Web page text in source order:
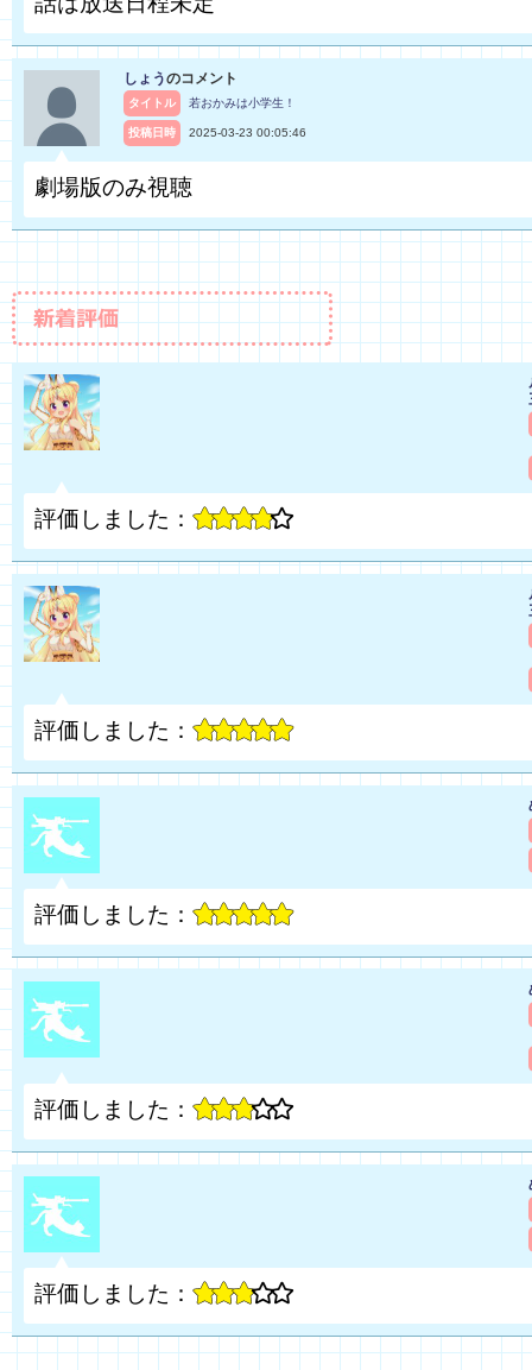
しょうのコメント
タイトル 若おかみは小学生！
投稿日時 2025-03-23 00:05:46
劇場版のみ視聴
評価しました：
評価しました：
評価しました：
評価しました：
評価しました：